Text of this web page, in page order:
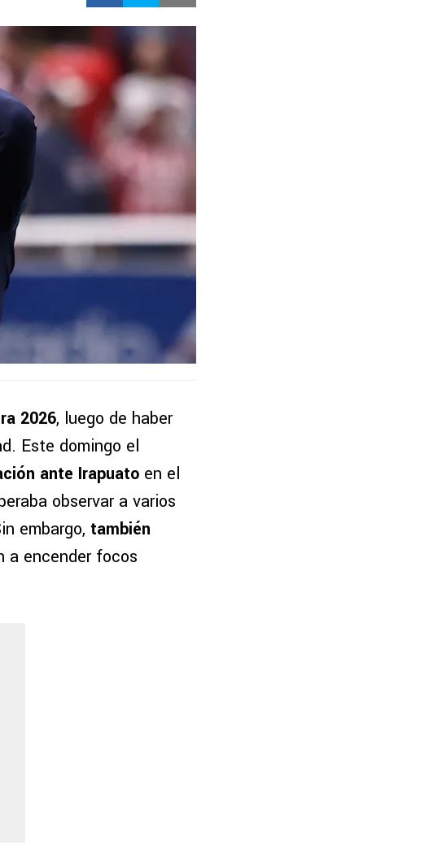
2026, luego de haber
Este domingo el
ante Irapuato en el
observar a varios
embargo, también
a encender focos